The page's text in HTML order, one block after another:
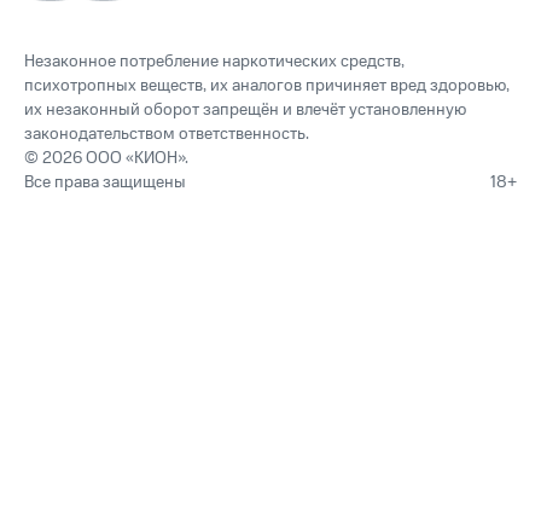
Незаконное потребление наркотических средств,
психотропных веществ, их аналогов причиняет вред здоровью,
их незаконный оборот запрещён и влечёт установленную
законодательством ответственность.
© 2026 ООО «КИОН».
Все права защищены
18+